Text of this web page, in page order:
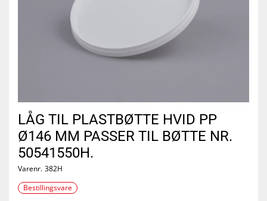
LÅG TIL PLASTBØTTE HVID PP
Ø146 MM PASSER TIL BØTTE NR.
50541550H.
Varenr. 382H
Bestillingsvare